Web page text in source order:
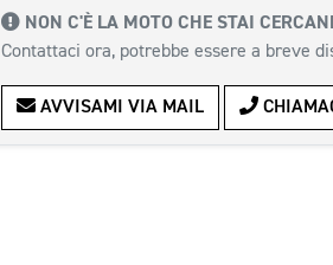
NON C'È LA MOTO CHE STAI
Contattaci ora, potrebbe essere a breve
AVVISAMI VIA MAIL